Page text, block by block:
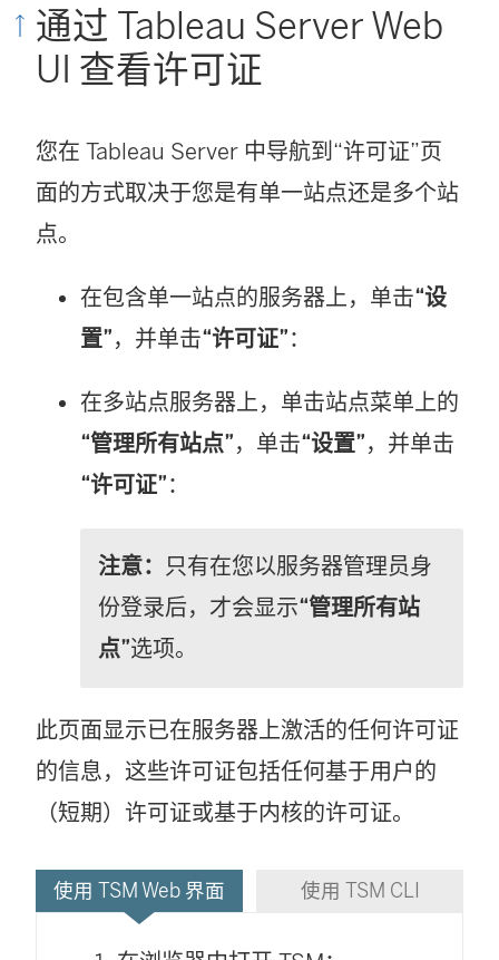
通过 Tableau Server Web
UI 查看许可证
您在 Tableau Server 中导航到“许可证”页
面的方式取决于您是有单一站点还是多个站
点。
在包含单一站点的服务器上，单击“设
置”，并单击“许可证”：
在多站点服务器上，单击站点菜单上的
“管理所有站点”，单击“设置”，并单击
“许可证”：
注意： 只有在您以服务器管理员身
份登录后，才会显示“管理所有站
点”选项。
此页面显示已在服务器上激活的任何许可证
的信息，这些许可证包括任何基于用户的
（短期）许可证或基于内核的许可证。
使用 TSM Web 界面 使用 TSM CLI